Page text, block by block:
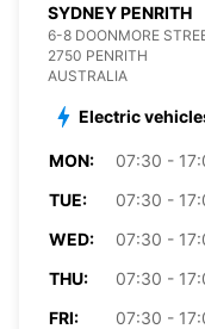
SYDNEY PENRITH
6-8 DOONMORE
2750 PENRITH
AUSTRALIA
Electric
MON:
07:30 -
TUE:
07:30 -
WED:
07:30 -
THU:
07:30 -
FRI:
07:30 -